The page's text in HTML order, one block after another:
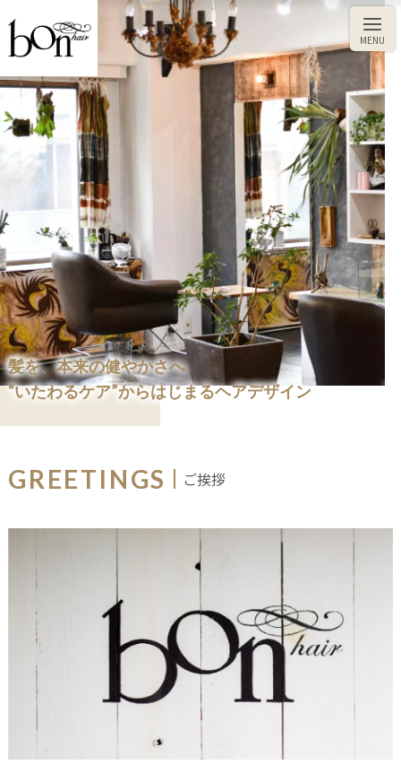
CUT
TOKIKATA
COLOR
HEAD SPA
髪を、本来の健やかさへ
“いたわるケア”からはじまるヘアデザイン
GREETINGS ご挨拶